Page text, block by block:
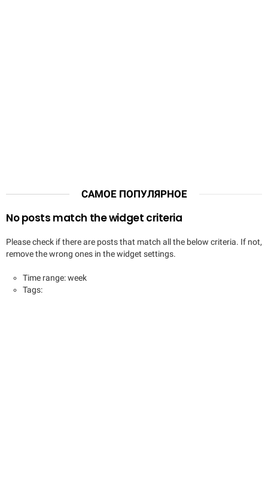
САМОЕ ПОПУЛЯРНОЕ
No posts match the widget criteria
Please check if there are posts that match all the below criteria. If not,
remove the wrong ones in the widget settings.
Time range: week
Tags: